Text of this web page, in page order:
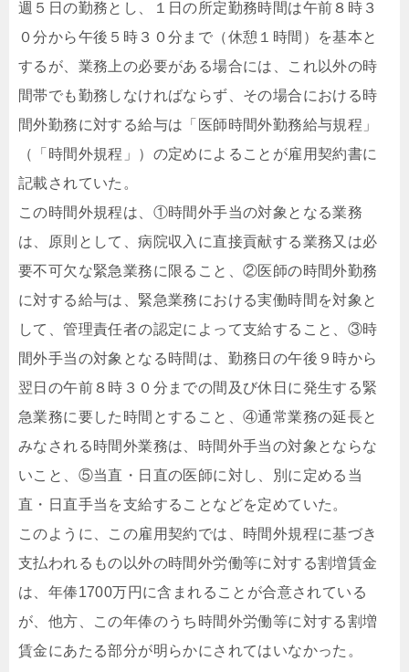
週５日の勤務とし、１日の所定勤務時間は午前８時３
０分から午後５時３０分まで（休憩１時間）を基本と
するが、業務上の必要がある場合には、これ以外の時
間帯でも勤務しなければならず、その場合における時
間外勤務に対する給与は「医師時間外勤務給与規程」
（「時間外規程」）の定めによることが雇用契約書に
記載されていた。
この時間外規程は、①時間外手当の対象となる業務
は、原則として、病院収入に直接貢献する業務又は必
要不可欠な緊急業務に限ること、②医師の時間外勤務
に対する給与は、緊急業務における実働時間を対象と
して、管理責任者の認定によって支給すること、③時
間外手当の対象となる時間は、勤務日の午後９時から
翌日の午前８時３０分までの間及び休日に発生する緊
急業務に要した時間とすること、④通常業務の延長と
みなされる時間外業務は、時間外手当の対象とならな
いこと、⑤当直・日直の医師に対し、別に定める当
直・日直手当を支給することなどを定めていた。
このように、この雇用契約では、時間外規程に基づき
支払われるもの以外の時間外労働等に対する割増賃金
は、年俸1700万円に含まれることが合意されている
が、他方、この年俸のうち時間外労働等に対する割増
賃金にあたる部分が明らかにされてはいなかった。